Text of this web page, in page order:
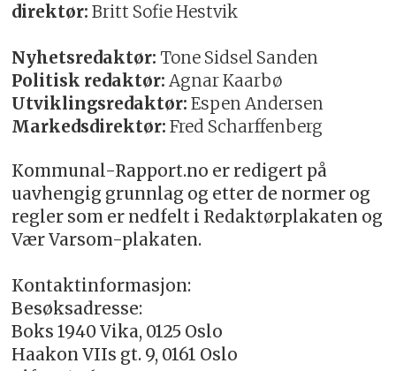
direktør: Britt Sofie Hestvik
Nyhetsredaktør: Tone Sidsel Sanden
Politisk redaktør: Agnar Kaarbø
Utviklingsredaktør: Espen Andersen
Markedsdirektør: Fred Scharffenberg
Kommunal-Rapport.no er redigert på
uavhengig grunnlag og etter de normer og
regler som er nedfelt i Redaktørplakaten og
Vær Varsom-plakaten.
Kontaktinformasjon:
Besøksadresse:
Boks 1940 Vika, 0125 Oslo
Haakon VIIs gt. 9, 0161 Oslo